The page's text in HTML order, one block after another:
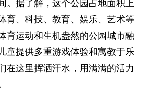
育、科技、教育、娱乐、艺术等
育运动和生机盎然的公园城市融
童提供多重游戏体验和寓教于乐
在这里挥洒汗水，用满满的活力